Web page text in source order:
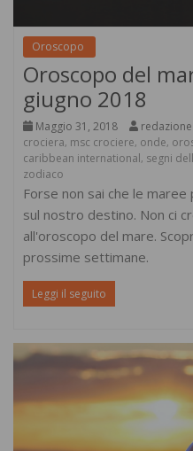
Oroscopo
Oroscopo del
giugno 2018
Maggio 31, 2018 redazione
crociera, msc crociere, onde,
caribbean international, segni
zodiaco
Forse non sai che le
sul nostro destino. Non ci
all'oroscopo del mare.
prossime settimane.
Leggi il seguito